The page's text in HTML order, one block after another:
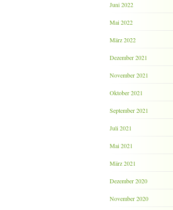
Juni 2022
Mai 2022
März 2022
Dezember 2021
November 2021
Oktober 2021
September 2021
Juli 2021
Mai 2021
März 2021
Dezember 2020
November 2020